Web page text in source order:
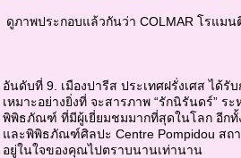
ดูภาพประกอบแล้วกันว่า COLMAR โรแม
อันดับที่ 9. เมืองปารีส ประเทศฝรั่งเศส ได้
เหมาะอย่างยิ่งที่ จะสารภาพ “รักนิรันดร์”
พิพิธภัณฑ์ ที่มีผู้เยี่ยมชมมากที่สุดในโลก อีกทั้
และพิพิธภัณฑ์ศิลปะ Centre Pompidou สถ
อยู่ในใจของคุณไปตราบนานเท่านาน